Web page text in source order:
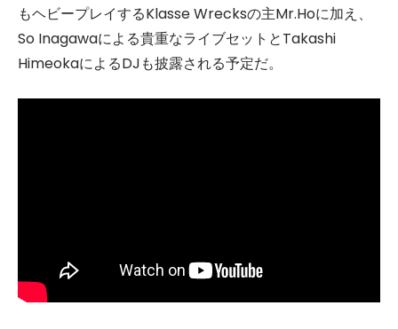
もヘビープレイするKlasse Wrecksの主Mr.Hoに加え、
So Inagawaによる貴重なライブセットとTakashi
HimeokaによるDJも披露される予定だ。